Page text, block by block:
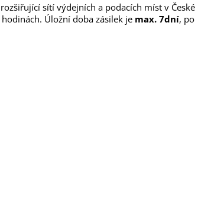
sítí výdejních a podacích míst v České
Úložní doba zásilek je max. 7dní, po